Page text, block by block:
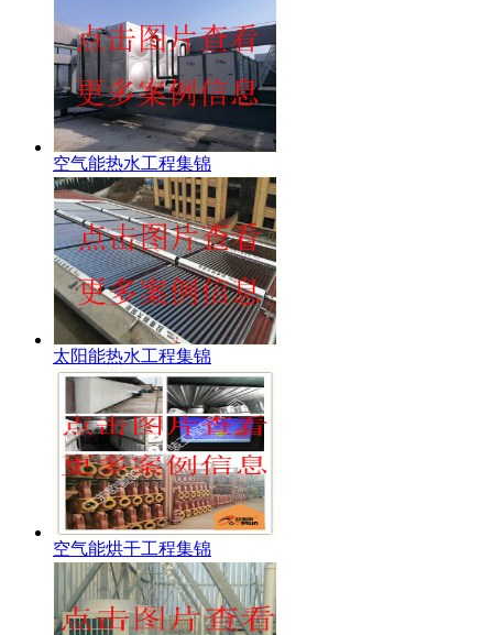
空气能热水工程集锦
太阳能热水工程集锦
空气能烘干工程集锦